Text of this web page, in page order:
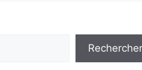
Rechercher